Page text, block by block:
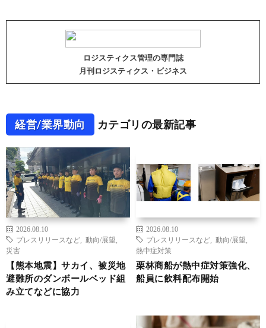
ロジスティクス管理の専門誌
月刊ロジスティクス・ビジネス
経営/業界動向 カテゴリの最新記事
2026.08.10
プレスリリースなど
動向/展望
災害
【熊本地震】サカイ、被災地
避難所のダンボールベッド組
み立てなどに協力
2026.08.10
プレスリリースなど
動向/展望
熱中症対策
栗林商船が熱中症対策強化、
船員に飲料配布開始